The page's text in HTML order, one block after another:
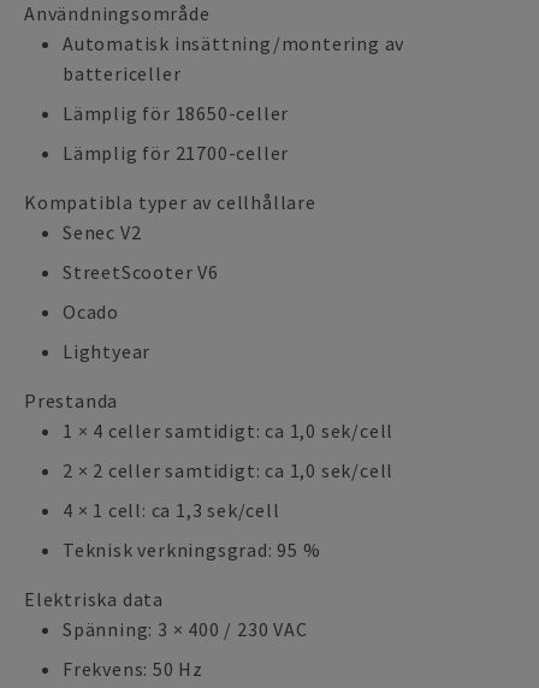
Användningsområde
Automatisk insättning/montering av
battericeller
Lämplig för 18650-celler
Lämplig för 21700-celler
Kompatibla typer av cellhållare
Senec V2
StreetScooter V6
Ocado
Lightyear
Prestanda
1 × 4 celler samtidigt: ca 1,0 sek/cell
2 × 2 celler samtidigt: ca 1,0 sek/cell
4 × 1 cell: ca 1,3 sek/cell
Teknisk verkningsgrad: 95 %
Elektriska data
Spänning: 3 × 400 / 230 VAC
Frekvens: 50 Hz